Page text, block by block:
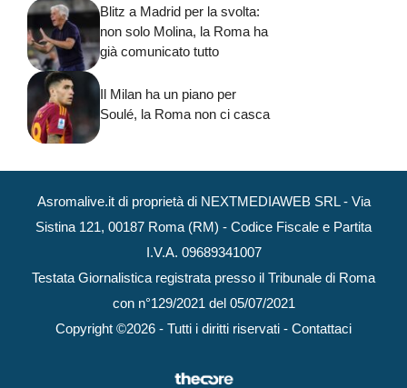
Blitz a Madrid per la svolta:
non solo Molina, la Roma ha
già comunicato tutto
Il Milan ha un piano per
Soulé, la Roma non ci casca
Asromalive.it di proprietà di NEXTMEDIAWEB SRL - Via
Sistina 121, 00187 Roma (RM) - Codice Fiscale e Partita
I.V.A. 09689341007
Testata Giornalistica registrata presso il Tribunale di Roma
con n°129/2021 del 05/07/2021
Copyright ©2026 - Tutti i diritti riservati - Contattaci